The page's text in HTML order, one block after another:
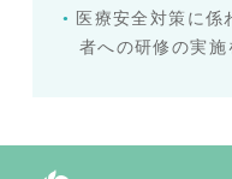
医療安全対策に係
者への研修の実施